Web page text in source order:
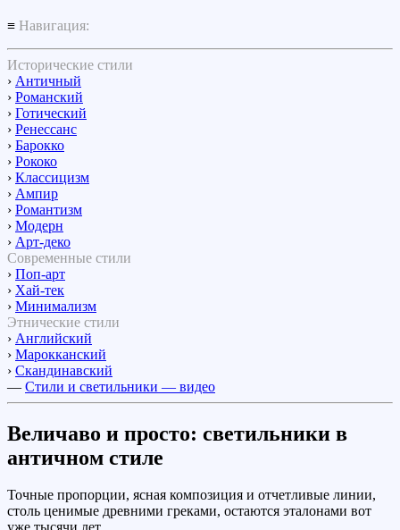
≡ Навигация:
Исторические стили
› Античный
› Романский
› Готический
› Ренессанс
› Барокко
› Рококо
› Классицизм
› Ампир
› Романтизм
› Модерн
› Арт-деко
Современные стили
› Поп-арт
› Хай-тек
› Минимализм
Этнические стили
› Английский
› Марокканский
› Скандинавский
— Стили и светильники — видео
Величаво и просто: светильники в
античном стиле
Точные пропорции, ясная композиция и отчетливые линии,
столь ценимые древними греками, остаются эталонами вот